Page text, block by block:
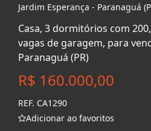
Jardim Esperança - Paranaguá
Casa, 3 dormitórios com
vagas de garagem, para
Paranaguá (PR)
R$ 160.000,00
REF. CA1290
Adicionar ao favoritos